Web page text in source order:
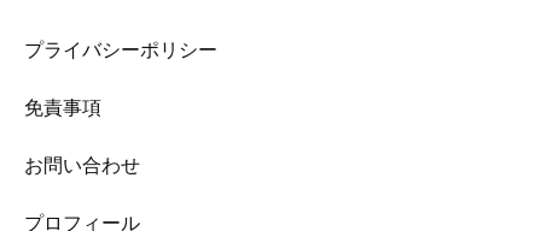
プライバシーポリシー
免責事項
お問い合わせ
プロフィール